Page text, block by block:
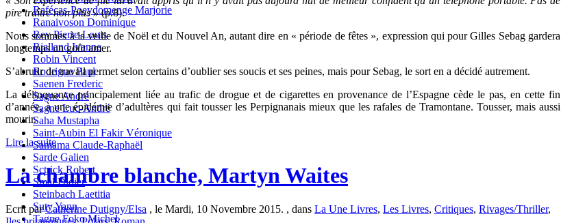
Rafécas-Poeydomenge Marjorie
Ranaivoson Dominique
Rey Pierre-Louis
Rialland Ivanne
Robin Vincent
Rodrigue Paul
Saenen Frederic
Sagne André
Sagne Luc-André
Saha Mustapha
Saint-Aubin El Fakir Véronique
Samama Claude-Raphaël
Sarde Galien
Sctrick Robert
Smal Didier
Steinbach Laetitia
Suty Yann
Tagne Foko Michel
pire traître non plus »(p.8).
Nous sommes à la veille de Noël et du Nouvel An, autant dire en « période de fêtes », expression qui pour Gilles Sebag gardera
longtemps un goût amer.
S’abrutir de travail permet selon certains d’oublier ses soucis et ses peines, mais pour Sebag, le sort en a décidé autrement.
La délinquance principalement liée au trafic de drogue et de cigarettes en provenance de l’Espagne cède le pas, en cette fin
d’année, à une épidémie d’adultères qui fait tousser les Perpignanais mieux que les rafales de Tramontane. Tousser, mais aussi
mourir.
Lire la suite
La chambre blanche, Martyn Waites
Ecrit parCatherine Dutigny/Elsa , le Mardi, 10 Novembre 2015. , dans La Une Livres, Les Livres, Critiques, Rivages/Thriller,